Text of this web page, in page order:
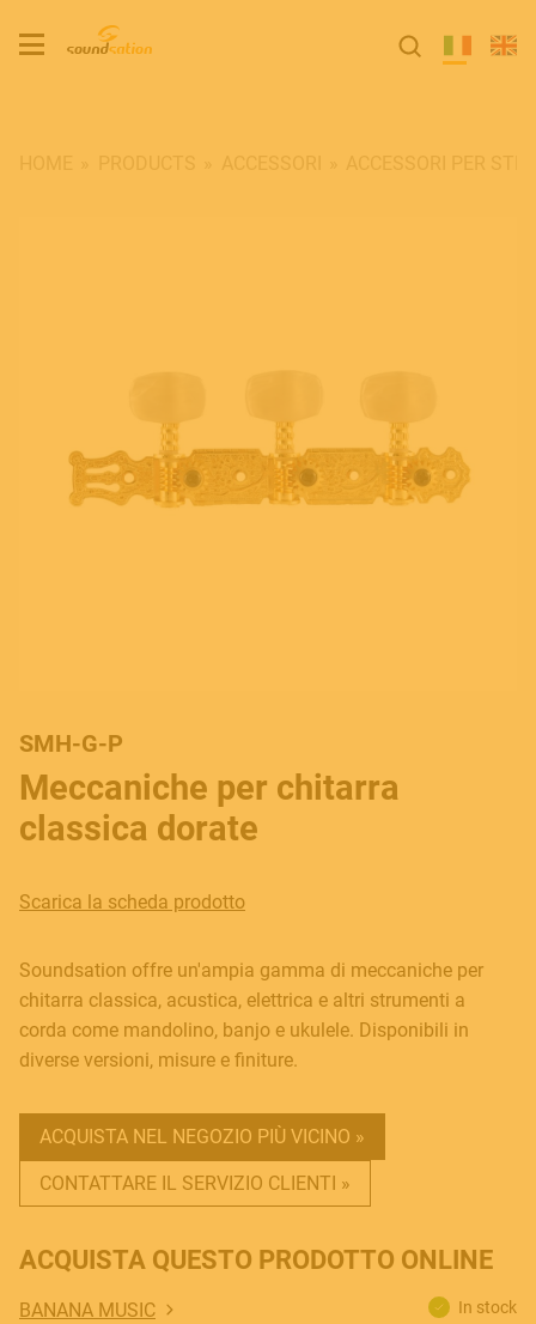
MUSICAL INSTRUMENTS
PRO AUDIO & LIGHT
SMH-G-P
Meccaniche per chitarra
classica dorate
Scarica la scheda prodotto
Soundsation offre un'ampia gamma di meccaniche per
chitarra classica, acustica, elettrica e altri strumenti a
corda come mandolino, banjo e ukulele. Disponibili in
diverse versioni, misure e finiture.
ACQUISTA NEL NEGOZIO PIÙ VICINO »
CONTATTARE IL SERVIZIO CLIENTI »
ACQUISTA QUESTO PRODOTTO ONLINE
BANANA MUSIC In stock